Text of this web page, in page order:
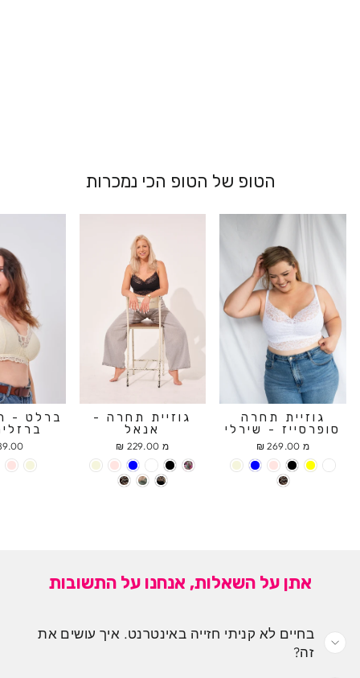
הטופ של הטופ הכי נמכרות
גוזיית תחרה
סופרסייז - שירלי
מ 269.00 ₪
גוזיית תחרה -
אנאל
מ 229.00 ₪
ברלט -
₪
אתן על השאלות, אנחנו על התשובות
בחיים לא קניתי חזייה באינטרנט. איך עושים את
זה?